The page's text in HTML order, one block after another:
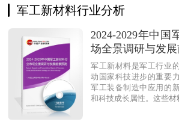
军工新材料行业分析
2024-2029年中
场全景调研与发
军工新材料是军工行业
动国家科技进步的重要
军工装备制造中应用的
和科技成长属性。这些材